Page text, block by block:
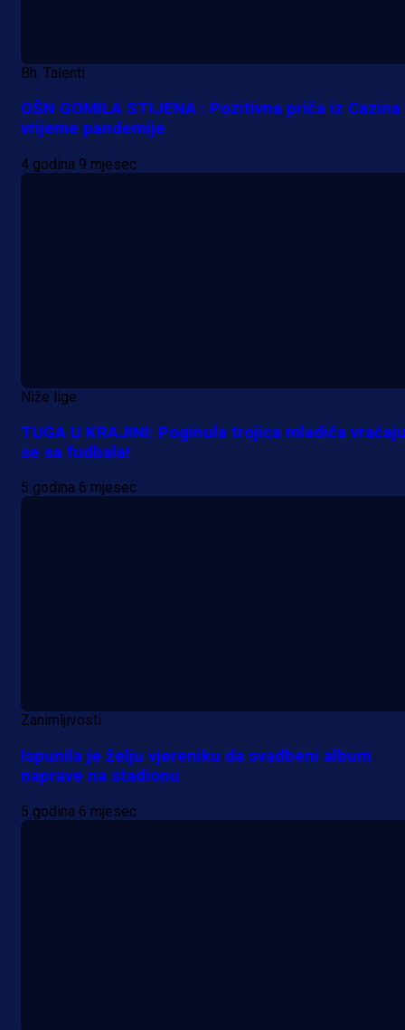
Bh. Talenti
OŠN GOMILA STIJENA : Pozitivna priča iz Cazina
vrijeme pandemije
4 godina 9 mjesec
Niže lige
TUGA U KRAJINI: Poginula trojica mladića
se sa fudbala!
5 godina 6 mjesec
Zanimljivosti
Ispunila je želju vjereniku da svadbeni album
naprave na stadionu
5 godina 6 mjesec